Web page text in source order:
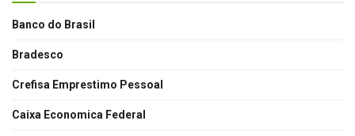
Banco do Brasil
Bradesco
Crefisa Emprestimo Pessoal
Caixa Economica Federal